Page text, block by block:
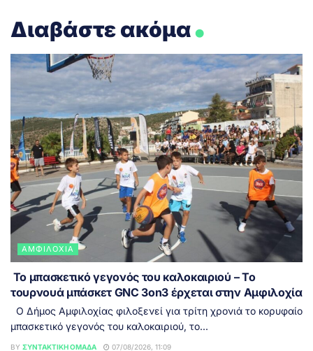
Διαβάστε ακόμα.
ΑΜΦΙΛΟΧΊΑ
Το μπασκετικό γεγονός του καλοκαιριού – Το
τουρνουά μπάσκετ GNC 3on3 έρχεται στην Αμφιλοχία
Ο Δήμος Αμφιλοχίας φιλοξενεί για τρίτη χρονιά το κορυφαίο
μπασκετικό γεγονός του καλοκαιριού, το...
BY ΣΥΝΤΑΚΤΙΚΉ ΟΜΆΔΑ 07/08/2026, 11:09